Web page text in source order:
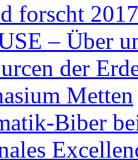
forscht
– Über
der
Metten
Biber